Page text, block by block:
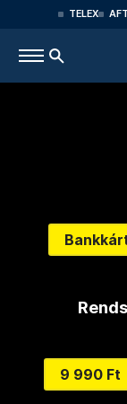
TELEX
9 990 Ft